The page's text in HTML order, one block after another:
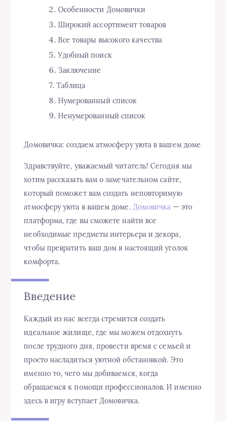
Особенности Домовички
Широкий ассортимент товаров
Все товары высокого качества
Удобный поиск
Заключение
Таблица
Нумерованный список
Ненумерованный список
Домовичка: создаем атмосферу уюта в вашем доме
Здравствуйте, уважаемый читатель! Сегодня мы
хотим рассказать вам о замечательном сайте,
который поможет вам создать неповторимую
атмосферу уюта в вашем доме. Домовичка — это
платформа, где вы сможете найти все
необходимые предметы интерьера и декора,
чтобы превратить ваш дом в настоящий уголок
комфорта.
Введение
Каждый из нас всегда стремится создать
идеальное жилище, где мы можем отдохнуть
после трудного дня, провести время с семьей и
просто насладиться уютной обстановкой. Это
именно то, чего мы добиваемся, когда
обращаемся к помощи профессионалов. И именно
здесь в игру вступает Домовичка.